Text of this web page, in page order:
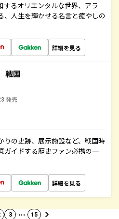
するオリエンタルな世界、アラ
、人生を輝かせる名言と癒やしの
詳細を見る
戦国
発売
りの史跡、展示施設など、戦国時
ガイドする歴史ファン必携の一
詳細を見る
3 … 15